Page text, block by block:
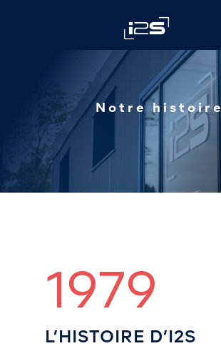
Notre histoire
1979
L’HISTOIRE D’I2S